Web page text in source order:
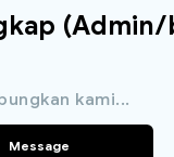
kami...
Message